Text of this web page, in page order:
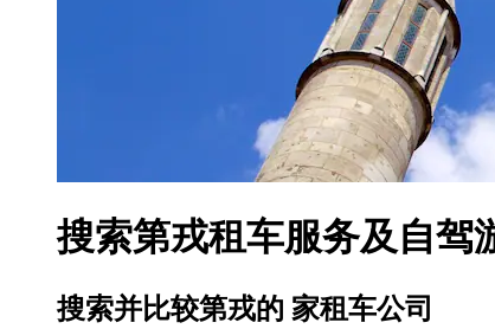
搜索第戎租车服务及自驾
搜索并比较第戎的 家租车公司